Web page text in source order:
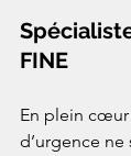
FINE
En plein cœur
d’urgence